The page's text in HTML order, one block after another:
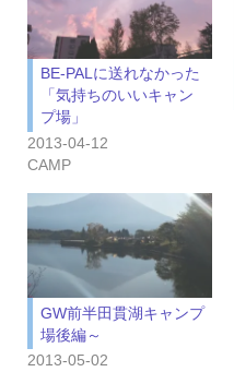
BE-PALに送れなかった
「気持ちのいいキャン
プ場」
2013-04-12
CAMP
GW前半田貫湖キャンプ
場後編～
2013-05-02